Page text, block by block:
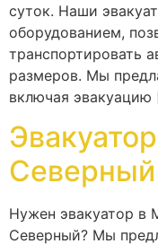
суток. Наши
оборудованием,
транспортировать
размеров. Мы
включая
Северный
Нужен эвакуатор в
Северный? Мы